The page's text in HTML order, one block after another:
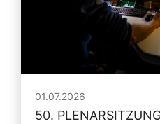
01.07.2026
50.